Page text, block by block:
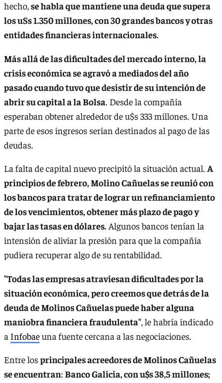
hecho,se habla que mantiene una deuda que supera
los uSs 1.350 millones, con 30 grandes bancos y otras
entidades financieras internacionales.
Más allá de las dificultades del mercado interno, la
crisis económica se agravó a mediados del año
pasado cuando tuvo que desistir de su intención de
abrir su capital a la Bolsa. Desde la compañía
esperaban obtener alrededor de u$s 333 millones. Una
parte de esos ingresos serían destinados al pago de las
deudas.
La falta de capital nuevo precipitó la situación actual. A
principios de febrero, Molino Cañuelas se reunió con
los bancos para tratar de lograr un refinanciamiento
de los vencimientos, obtener más plazo de pago y
bajar las tasas en dólares. Algunos bancos tenían la
intensión de aliviar la presión para que la compañía
pudiera recuperar algo de su rentabilidad.
"Todas las empresas atraviesan dificultades por la
situación económica, pero creemos que detrás de la
deuda de Molinos Cañuelas puede haber alguna
maniobra financiera fraudulenta", le habría indicado
a Infobaeuna fuente cercana a las negociaciones.
Entre losprincipales acreedores de Molinos Cañuelas
se encuentran:Banco Galicia, con u$s 38,5 millones;